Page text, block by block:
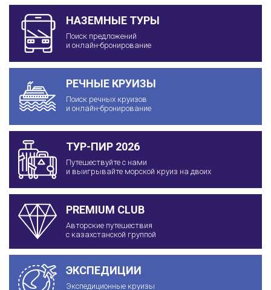
НАЗЕМНЫЕ ТУРЫ
Поиск предложений
и онлайн-бронирование
РЕЧНЫЕ КРУИЗЫ
Поиск речных круизов
и онлайн-бронирование
ТУР-ПИР 2026
Путешествуйте с нами
и выигрывайте морской круиз на двоих
PREMIUM CLUB
Авторские путешествия
с казахстанской группой
ЭКСПЕДИЦИИ
Экспедиционные круизы